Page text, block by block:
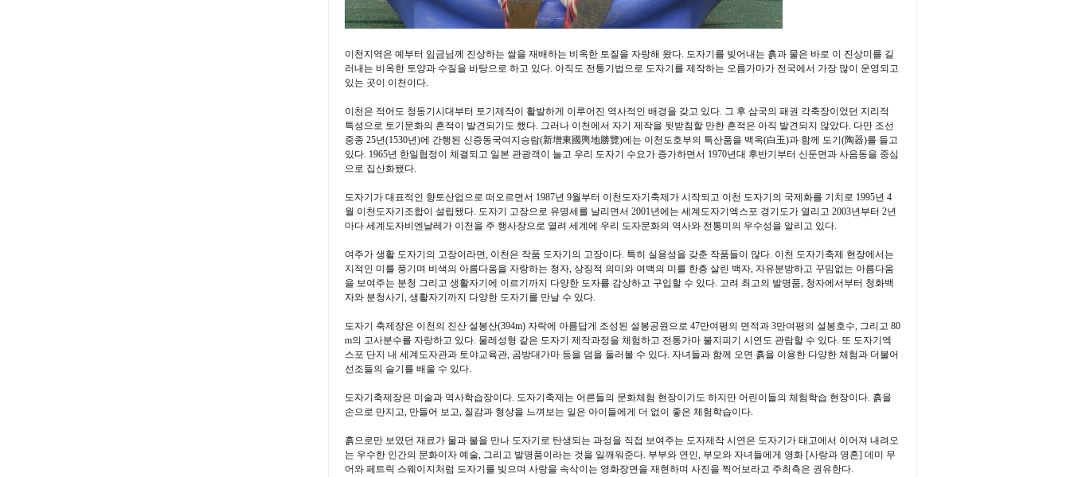
이천지역은 예부터 임금님께 진상하는 쌀을 재배하는 비옥한 토질을 자랑해 왔다. 도자기를 빚어내는 흙과 물은 바로 이 진상미를 길
러내는 비옥한 토양과 수질을 바탕으로 하고 있다. 아직도 전통기법으로 도자기를 제작하는 오름가마가 전국에서 가장 많이 운영되고
있는 곳이 이천이다.
이천은 적어도 청동기시대부터 토기제작이 활발하게 이루어진 역사적인 배경을 갖고 있다. 그 후 삼국의 패권 각축장이었던 지리적
특성으로 토기문화의 흔적이 발견되기도 했다. 그러나 이천에서 자기 제작을 뒷받침할 만한 흔적은 아직 발견되지 않았다. 다만 조선
중종 25년(1530년)에 간행된 신증동국여지승람(新增東國輿地勝覽)에는 이천도호부의 특산품을 백옥(白玉)과 함께 도기(陶器)를 들고
있다. 1965년 한일협정이 체결되고 일본 관광객이 늘고 우리 도자기 수요가 증가하면서 1970년대 후반기부터 신둔면과 사음동을 중심
으로 집산화됐다.
도자기가 대표적인 향토산업으로 떠오르면서 1987년 9월부터 이천도자기축제가 시작되고 이천 도자기의 국제화를 기치로 1995년 4
월 이천도자기조합이 설립됐다. 도자기 고장으로 유명세를 날리면서 2001년에는 세계도자기엑스포 경기도가 열리고 2003년부터 2년
마다 세계도자비엔날레가 이천을 주 행사장으로 열려 세계에 우리 도자문화의 역사와 전통미의 우수성을 알리고 있다.
여주가 생활 도자기의 고장이라면, 이천은 작품 도자기의 고장이다. 특히 실용성을 갖춘 작품들이 많다. 이천 도자기축제 현장에서는
지적인 미를 풍기며 비색의 아름다움을 자랑하는 청자, 상징적 의미와 여백의 미를 한층 살린 백자, 자유분방하고 꾸밈없는 아름다움
을 보여주는 분청 그리고 생활자기에 이르기까지 다양한 도자를 감상하고 구입할 수 있다. 고려 최고의 발명품, 청자에서부터 청화백
자와 분청사기, 생활자기까지 다양한 도자기를 만날 수 있다.
도자기 축제장은 이천의 진산 설봉산(394m) 자락에 아름답게 조성된 설봉공원으로 47만여평의 면적과 3만여평의 설봉호수, 그리고 80
m의 고사분수를 자랑하고 있다. 물레성형 같은 도자기 제작과정을 체험하고 전통가마 불지피기 시연도 관람할 수 있다. 또 도자기엑
스포 단지 내 세계도자관과 토야교육관, 곰방대가마 등을 덤을 둘러볼 수 있다. 자녀들과 함께 오면 흙을 이용한 다양한 체험과 더불어
선조들의 슬기를 배울 수 있다.
도자기축제장은 미술과 역사학습장이다. 도자기축제는 어른들의 문화체험 현장이기도 하지만 어린이들의 체험학습 현장이다. 흙을
손으로 만지고, 만들어 보고, 질감과 형상을 느껴보는 일은 아이들에게 더 없이 좋은 체험학습이다.
흙으로만 보였던 재료가 물과 불을 만나 도자기로 탄생되는 과정을 직접 보여주는 도자제작 시연은 도자기가 태고에서 이어져 내려오
는 우수한 인간의 문화이자 예술, 그리고 발명품이라는 것을 일깨워준다. 부부와 연인, 부모와 자녀들에게 영화 [사랑과 영혼] 데미 무
어와 페트릭 스웨이지처럼 도자기를 빚으며 사랑을 속삭이는 영화장면을 재현하며 사진을 찍어보라고 주최측은 권유한다.